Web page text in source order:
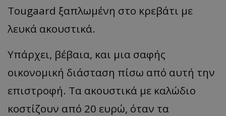
Tougaard ξαπλωμένη στο κρεβάτι με
λευκά ακουστικά.
Υπάρχει, βέβαια, και μια σαφής
οικονομική διάσταση πίσω από αυτή την
επιστροφή. Τα ακουστικά με καλώδιο
κοστίζουν από 20 ευρώ, όταν τα